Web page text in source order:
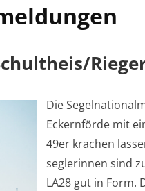
Die
Eckernförde mit
49er krachen
seglerinnen sind
LA28 gut in Form.